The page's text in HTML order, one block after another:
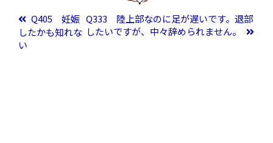
投稿ナビゲーション
Q405 妊娠
したかも知れな
い
Q333 陸上部なのに足が遅いです。退部
したいですが、中々辞められません。